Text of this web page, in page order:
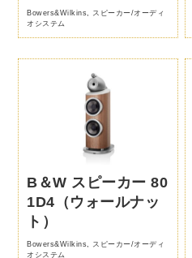
Bowers&Wilkins, スピーカー/オーディ
オシステム
B＆W スピーカー 80
1D4（ウォールナッ
ト）
Bowers&Wilkins, スピーカー/オーディ
オシステム